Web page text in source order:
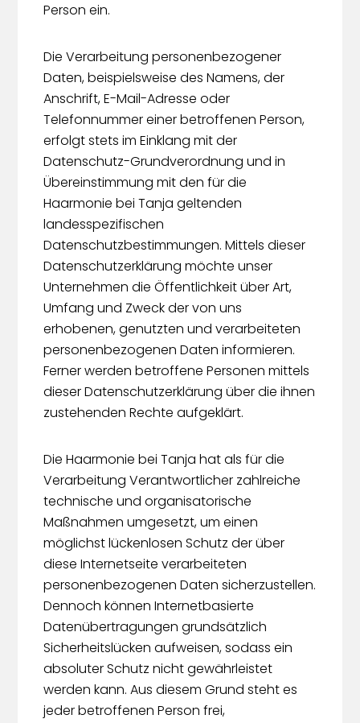
Person ein.
Die Verarbeitung personenbezogener
Daten, beispielsweise des Namens, der
Anschrift, E-Mail-Adresse oder
Telefonnummer einer betroffenen Person,
erfolgt stets im Einklang mit der
Datenschutz-Grundverordnung und in
Übereinstimmung mit den für die
Haarmonie bei Tanja geltenden
landesspezifischen
Datenschutzbestimmungen. Mittels dieser
Datenschutzerklärung möchte unser
Unternehmen die Öffentlichkeit über Art,
Umfang und Zweck der von uns
erhobenen, genutzten und verarbeiteten
personenbezogenen Daten informieren.
Ferner werden betroffene Personen mittels
dieser Datenschutzerklärung über die ihnen
zustehenden Rechte aufgeklärt.
Die Haarmonie bei Tanja hat als für die
Verarbeitung Verantwortlicher zahlreiche
technische und organisatorische
Maßnahmen umgesetzt, um einen
möglichst lückenlosen Schutz der über
diese Internetseite verarbeiteten
personenbezogenen Daten sicherzustellen.
Dennoch können Internetbasierte
Datenübertragungen grundsätzlich
Sicherheitslücken aufweisen, sodass ein
absoluter Schutz nicht gewährleistet
werden kann. Aus diesem Grund steht es
jeder betroffenen Person frei,